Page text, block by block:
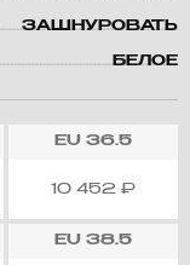
ЗАШНУРОВАТЬ
БЕЛОЕ
EU 36.5
10 452 ₽
EU 38.5